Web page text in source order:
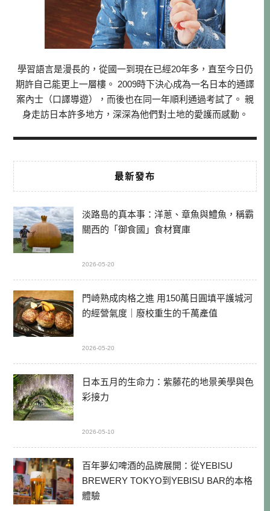
學習語言是漫長的，從國一到現在已經20年多，直至今日仍
期許自己能更上一層樓。 2009時下決心成為一名日本的通譯
案內士（口譯導遊），而後也在同一年順利通過考試了。 親
身走訪日本許多地方，深深為他們對土地的愛護而感動。
最新發布
淡路島的真本事：洋蔥、章魚與鱧魚，稱霸
關西的「御食國」食材寶庫
2026-05-20
門崎熟成肉格之進 用150萬日圓填平護城河
的經營氣度｜廢校重生的千萬產值
2026-05-20
日本五月的生命力：紫藤花的地景美學與色
彩接力
2026-05-10
百年夢幻啤酒的品牌展開：從YEBISU
BREWERY TOKYO到YEBISU BAR的本格
體驗